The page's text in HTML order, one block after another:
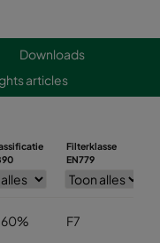
Downloads
articles
Filterklasse
EN779
60% F7